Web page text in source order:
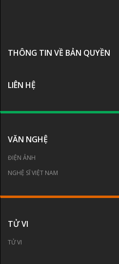
THÔNG TIN VỀ BẢN QUYỀN
LIÊN HỆ
VĂN NGHỆ
ĐIỆN ẢNH
NGHỆ SĨ VIỆT NAM
TỬ VI
TỬ VI